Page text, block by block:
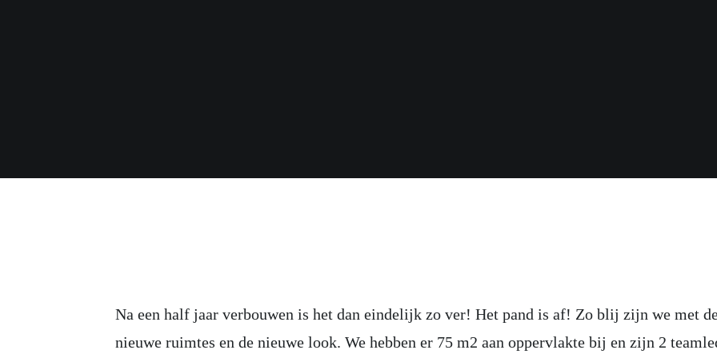
Na een half jaar verbouwen is het dan eindelijk zo ver! Het pand is af! Zo blij zijn we met
nieuwe ruimtes en de nieuwe look. We hebben er 75 m2 aan oppervlakte bij en zijn 2